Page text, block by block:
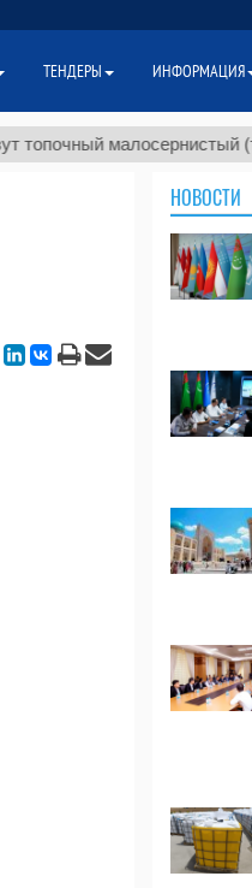
малосернистый (т.) $300
НОВОСТИ
ТЕНДЕРЫ ИНФОРМАЦИЯ